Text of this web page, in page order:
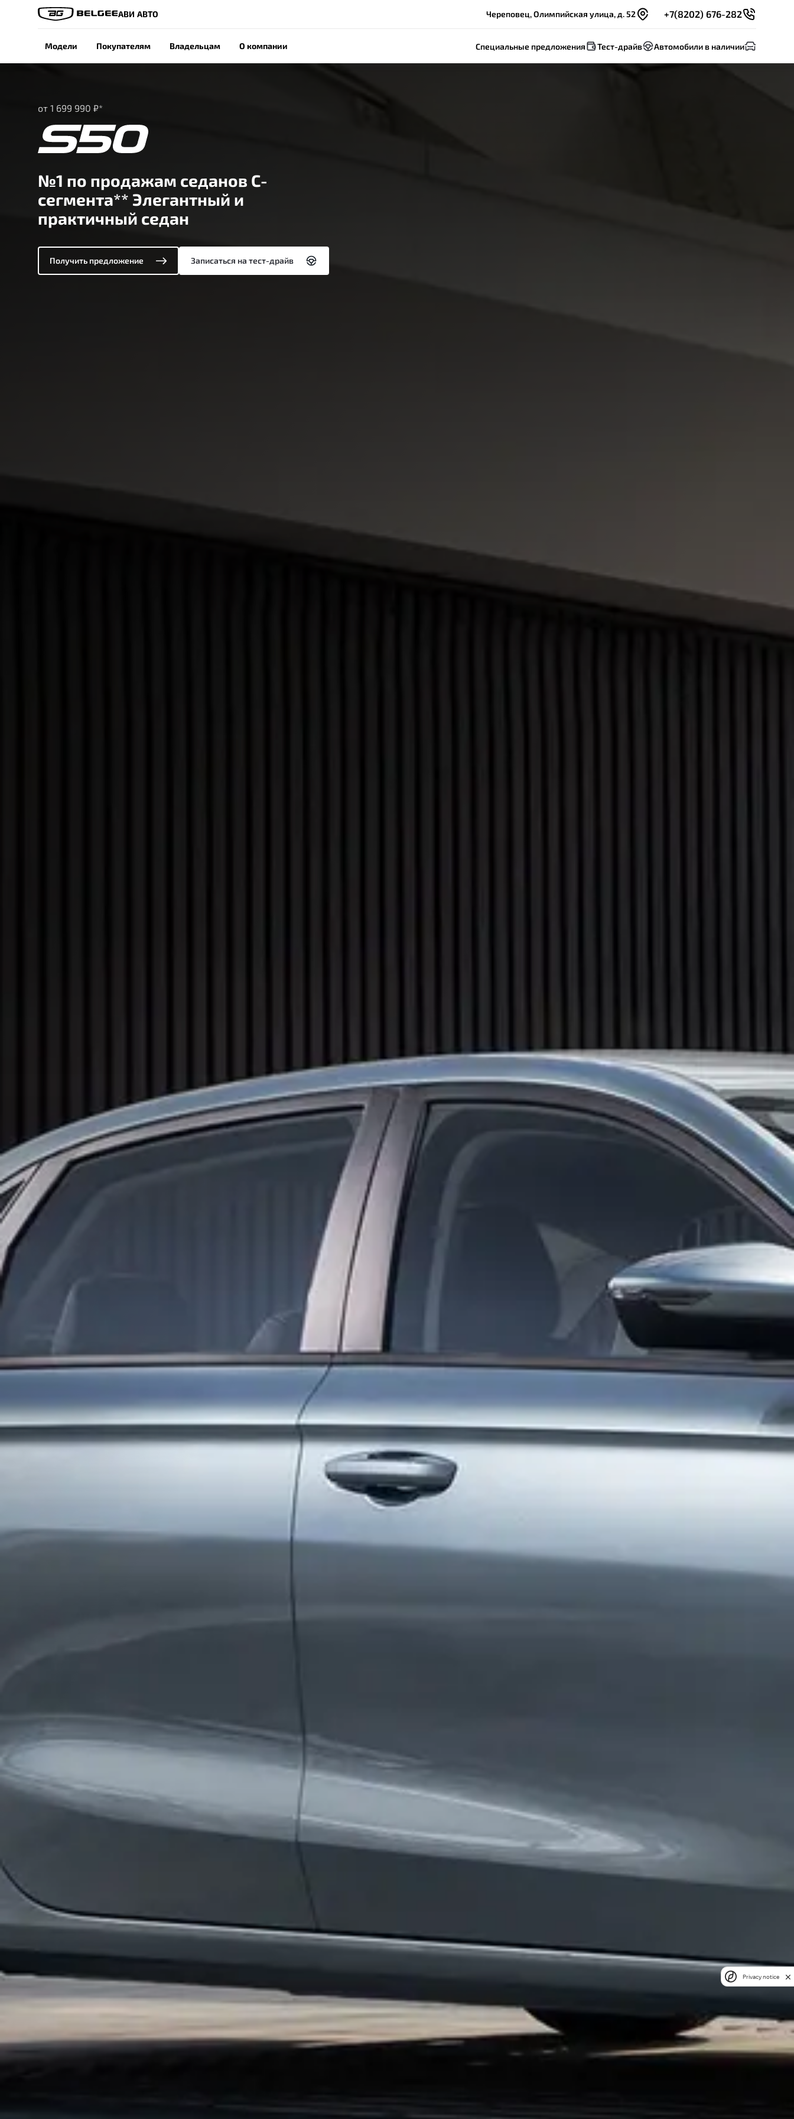
АВИ АВТО Череповец, Олимпийская улица, д. 52 +7(8202) 676-282
Модели Покупателям Владельцам О компании Специальные предложения Тест-драйв Автомобили в наличии
от 1 699 990 ₽*
№1 по продажам седанов С-
сегмента** Элегантный и
практичный седан
Получить предложение Записаться на тест-драйв
Privacy notice